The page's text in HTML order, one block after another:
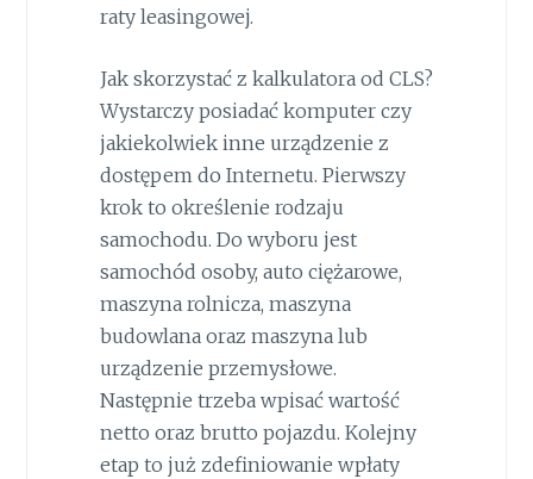
raty leasingowej.
Jak skorzystać z kalkulatora od CLS?
Wystarczy posiadać komputer czy
jakiekolwiek inne urządzenie z
dostępem do Internetu. Pierwszy
krok to określenie rodzaju
samochodu. Do wyboru jest
samochód osoby, auto ciężarowe,
maszyna rolnicza, maszyna
budowlana oraz maszyna lub
urządzenie przemysłowe.
Następnie trzeba wpisać wartość
netto oraz brutto pojazdu. Kolejny
etap to już zdefiniowanie wpłaty